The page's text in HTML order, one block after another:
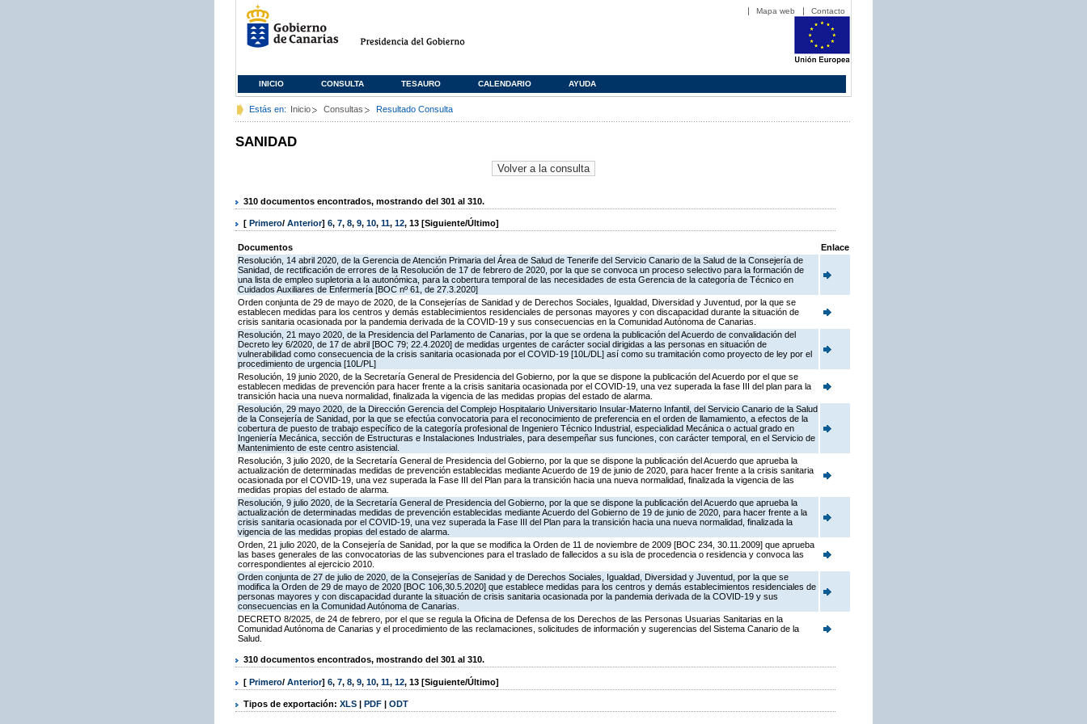
Mapa web Contacto
INICIO CONSULTA TESAURO CALENDARIO AYUDA
Estás en: Inicio Consultas Resultado Consulta
SANIDAD
310 documentos encontrados, mostrando del 301 al 310.
[ Primero/ Anterior] 6, 7, 8, 9, 10, 11, 12, 13 [Siguiente/Último]
Documentos
Enlace
Resolución, 14 abril 2020, de la Gerencia de Atención Primaria del Área de Salud de Tenerife del Servicio Canario de la Salud de la Consejería de
Sanidad, de rectificación de errores de la Resolución de 17 de febrero de 2020, por la que se convoca un proceso selectivo para la formación de
una lista de empleo supletoria a la autonómica, para la cobertura temporal de las necesidades de esta Gerencia de la categoría de Técnico en
Cuidados Auxiliares de Enfermería [BOC nº 61, de 27.3.2020]
Orden conjunta de 29 de mayo de 2020, de la Consejerías de Sanidad y de Derechos Sociales, Igualdad, Diversidad y Juventud, por la que se
establecen medidas para los centros y demás establecimientos residenciales de personas mayores y con discapacidad durante la situación de
crisis sanitaria ocasionada por la pandemia derivada de la COVID-19 y sus consecuencias en la Comunidad Autónoma de Canarias.
Resolución, 21 mayo 2020, de la Presidencia del Parlamento de Canarias, por la que se ordena la publicación del Acuerdo de convalidación del
Decreto ley 6/2020, de 17 de abril [BOC 79; 22.4.2020] de medidas urgentes de carácter social dirigidas a las personas en situación de
vulnerabilidad como consecuencia de la crisis sanitaria ocasionada por el COVID-19 [10L/DL] así como su tramitación como proyecto de ley por el
procedimiento de urgencia [10L/PL]
Resolución, 19 junio 2020, de la Secretaría General de Presidencia del Gobierno, por la que se dispone la publicación del Acuerdo por el que se
establecen medidas de prevención para hacer frente a la crisis sanitaria ocasionada por el COVID-19, una vez superada la fase III del plan para la
transición hacia una nueva normalidad, finalizada la vigencia de las medidas propias del estado de alarma.
Resolución, 29 mayo 2020, de la Dirección Gerencia del Complejo Hospitalario Universitario Insular-Materno Infantil, del Servicio Canario de la Salud
de la Consejería de Sanidad, por la que se efectúa convocatoria para el reconocimiento de preferencia en el orden de llamamiento, a efectos de la
cobertura de puesto de trabajo específico de la categoría profesional de Ingeniero Técnico Industrial, especialidad Mecánica o actual grado en
Ingeniería Mecánica, sección de Estructuras e Instalaciones Industriales, para desempeñar sus funciones, con carácter temporal, en el Servicio de
Mantenimiento de este centro asistencial.
Resolución, 3 julio 2020, de la Secretaría General de Presidencia del Gobierno, por la que se dispone la publicación del Acuerdo que aprueba la
actualización de determinadas medidas de prevención establecidas mediante Acuerdo de 19 de junio de 2020, para hacer frente a la crisis sanitaria
ocasionada por el COVID-19, una vez superada la Fase III del Plan para la transición hacia una nueva normalidad, finalizada la vigencia de las
medidas propias del estado de alarma.
Resolución, 9 julio 2020, de la Secretaría General de Presidencia del Gobierno, por la que se dispone la publicación del Acuerdo que aprueba la
actualización de determinadas medidas de prevención establecidas mediante Acuerdo del Gobierno de 19 de junio de 2020, para hacer frente a la
crisis sanitaria ocasionada por el COVID-19, una vez superada la Fase III del Plan para la transición hacia una nueva normalidad, finalizada la
vigencia de las medidas propias del estado de alarma.
Orden, 21 julio 2020, de la Consejería de Sanidad, por la que se modifica la Orden de 11 de noviembre de 2009 [BOC 234, 30.11.2009] que aprueba
las bases generales de las convocatorias de las subvenciones para el traslado de fallecidos a su isla de procedencia o residencia y convoca las
correspondientes al ejercicio 2010.
Orden conjunta de 27 de julio de 2020, de la Consejerías de Sanidad y de Derechos Sociales, Igualdad, Diversidad y Juventud, por la que se
modifica la Orden de 29 de mayo de 2020 [BOC 106,30.5.2020] que establece medidas para los centros y demás establecimientos residenciales de
personas mayores y con discapacidad durante la situación de crisis sanitaria ocasionada por la pandemia derivada de la COVID-19 y sus
consecuencias en la Comunidad Autónoma de Canarias.
DECRETO 8/2025, de 24 de febrero, por el que se regula la Oficina de Defensa de los Derechos de las Personas Usuarias Sanitarias en la
Comunidad Autónoma de Canarias y el procedimiento de las reclamaciones, solicitudes de información y sugerencias del Sistema Canario de la
Salud.
310 documentos encontrados, mostrando del 301 al 310.
[ Primero/ Anterior] 6, 7, 8, 9, 10, 11, 12, 13 [Siguiente/Último]
Tipos de exportación: XLS | PDF | ODT